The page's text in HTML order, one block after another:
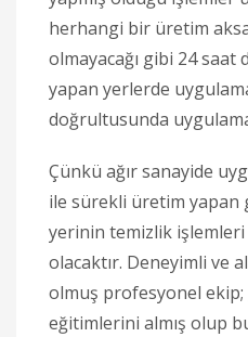
herhangi bir üretim
olmayacağı gibi 24 saat
yapan yerlerde
doğrultusunda
Çünkü ağır sanayide
ile sürekli üretim yapan
yerinin temizlik
olacaktır. Deneyimli ve
olmuş profesyonel
eğitimlerini almış olup